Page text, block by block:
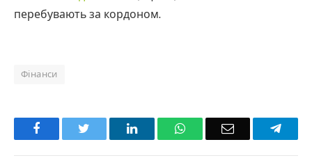
перебувають за кордоном.
Фінанси
Facebook LinkedInWhatsAppEmail